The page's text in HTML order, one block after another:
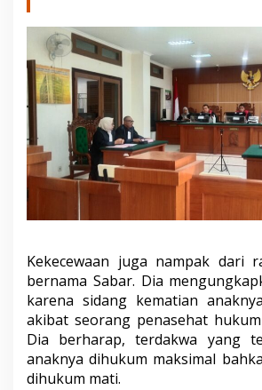
Kekecewaan juga nampak dari
bernama Sabar. Dia
karena sidang kematian
akibat seorang penasehat
Dia berharap, terdakwa yang
anaknya dihukum maksimal
dihukum mati.